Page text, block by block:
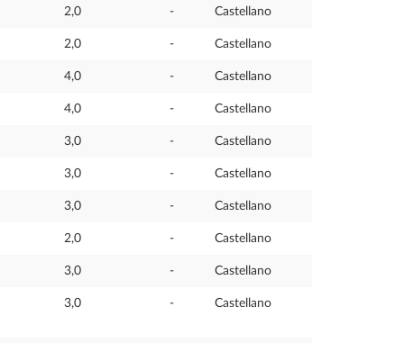
2,0 - Castellano
2,0 - Castellano
4,0 - Castellano
4,0 - Castellano
3,0 - Castellano
3,0 - Castellano
3,0 - Castellano
2,0 - Castellano
3,0 - Castellano
3,0 - Castellano